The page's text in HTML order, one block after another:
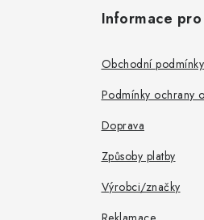
Informace
Obchodní podmínky
Podmínky ochrany
Doprava
Způsoby platby
Výrobci/značky